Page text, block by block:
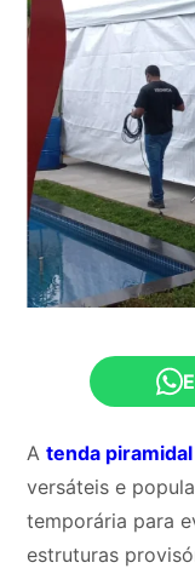
Atenda piramidal
versáteis e
temporária para
estruturas